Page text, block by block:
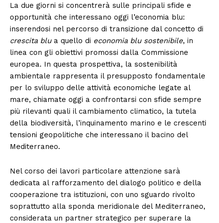
La due giorni si concentrerà sulle principali sfide e
opportunità che interessano oggi l’economia blu:
inserendosi nel percorso di transizione dal concetto di
crescita blu a quello di economia blu sostenibile, in
linea con gli obiettivi promossi dalla Commissione
europea. In questa prospettiva, la sostenibilità
ambientale rappresenta il presupposto fondamentale
per lo sviluppo delle attività economiche legate al
mare, chiamate oggi a confrontarsi con sfide sempre
più rilevanti quali il cambiamento climatico, la tutela
della biodiversità, l’inquinamento marino e le crescenti
tensioni geopolitiche che interessano il bacino del
Mediterraneo.
Nel corso dei lavori particolare attenzione sarà
dedicata al rafforzamento del dialogo politico e della
cooperazione tra istituzioni, con uno sguardo rivolto
soprattutto alla sponda meridionale del Mediterraneo,
considerata un partner strategico per superare la